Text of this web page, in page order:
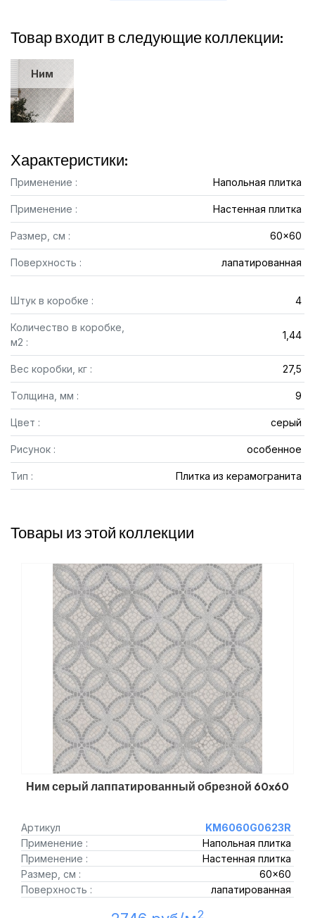
Товар входит в следующие коллекции:
Ним
Характеристики:
Применение : Напольная плитка
Применение : Настенная плитка
Размер, см : 60x60
Поверхность : лапатированная
Штук в коробке : 4
Количество в коробке,
м2 :
1,44
Вес коробки, кг : 27,5
Толщина, мм : 9
Цвет : серый
Рисунок : особенное
Тип : Плитка из керамогранита
Товары из этой коллекции
Ним серый лаппатированный обрезной 60x60
Артикул
KM6060G0623R
Применение :
Напольная плитка
Применение :
Настенная плитка
Размер, см :
60x60
Поверхность :
лапатированная
2